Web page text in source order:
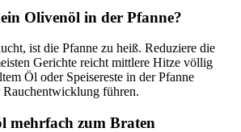
Olivenöl in der Pfanne?
ist die Pfanne zu heiß. Reduziere die
Gerichte reicht mittlere Hitze völlig
Öl oder Speisereste in der Pfanne
führen.
mehrfach zum Braten